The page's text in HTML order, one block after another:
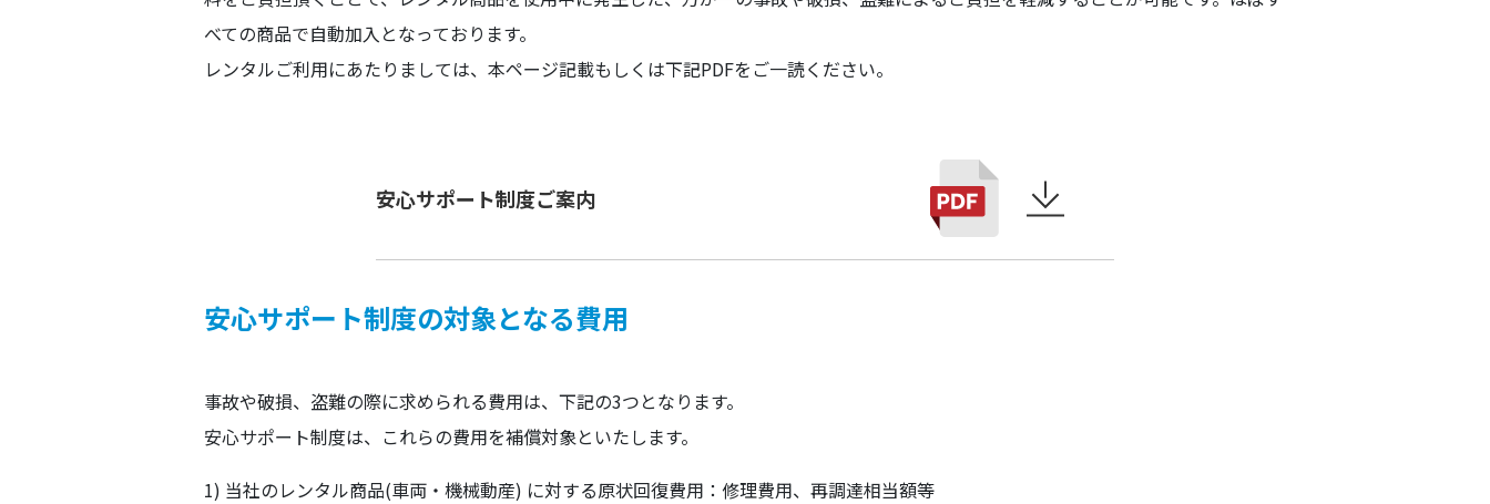
べての商品で自動加入となっております。
レンタルご利用にあたりましては、本ページ記載もしくは下記PDFをご一読ください。
安心サポート制度ご案内
安心サポート制度の対象となる費用
事故や破損、盗難の際に求められる費用は、下記の3つとなります。
安心サポート制度は、これらの費用を補償対象といたします。
1) 当社のレンタル商品(車両・機械動産) に対する原状回復費用：修理費用、再調達相当額等